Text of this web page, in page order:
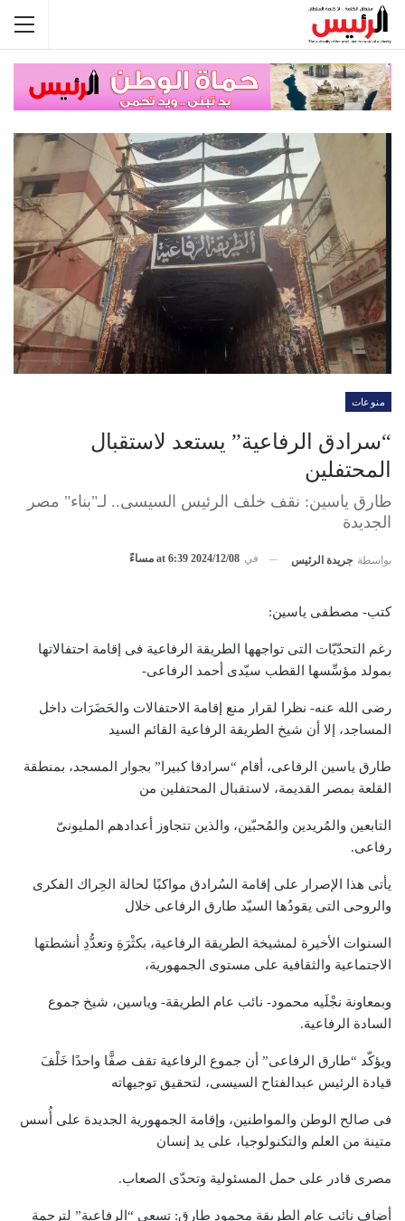
منوعات
“سرادق الرفاعية” يستعد لاستقبال
المحتفلين
طارق ياسين: نقف خلف الرئيس السيسى.. لـ"بناء" مصر
الجديدة
بواسطة جريدة الرئيس في 2024/12/08 at 6:39 مساءً
كتب- مصطفى ياسين:
رغم التحدّيّات التى تواجهها الطريقة الرفاعية فى إقامة احتفالاتها
بمولد مؤسِّسها القطب سيّدى أحمد الرفاعى-
رضى الله عنه- نظرا لقرار منع إقامة الاحتفالات والحَضَرَات داخل
المساجد، إلا أن شيخ الطريقة الرفاعية القائم السيد
طارق ياسين الرفاعى، أقام “سرادقا كبيرا” بجوار المسجد، بمنطقة
القلعة بمصر القديمة، لاستقبال المحتفلين من
التابعين والمُريدين والمُحبّين، والذين تتجاوز أعدادهم المليونىّ
رفاعى.
يأتى هذا الإصرار على إقامة السُرادق مواكبًا لحالة الحِراك الفكرى
والروحى التى يقودُها السيّد طارق الرفاعى خلال
السنوات الأخيرة لمشيخة الطريقة الرفاعية، بكثْرَةِ وتعدُّدِ أنشطتها
الاجتماعية والثقافية على مستوى الجمهورية،
وبمعاونة نجْلَيه محمود- نائب عام الطريقة- وياسين، شيخ جموع
السادة الرفاعية.
ويؤكّد “طارق الرفاعى” أن جموع الرفاعية تقف صفًّا واحدًا خَلْفَ
قيادة الرئيس عبدالفتاح السيسى، لتحقيق توجيهاته
فى صالح الوطن والمواطنين، وإقامة الجمهورية الجديدة على أُسس
متينة من العلم والتكنولوجيا، على يد إنسان
مصرى قادر على حمل المسئولية وتحدّى الصعاب.
أضاف نائب عام الطريقة محمود طارق: تسعى “الرفاعية” لترجمة